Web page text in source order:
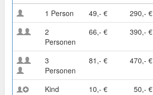
1 Person
49,- € 290,- €
2
Personen
66,- € 390,- €
3
Personen
81,- € 470,- €
Kind 10,- € 50,- €